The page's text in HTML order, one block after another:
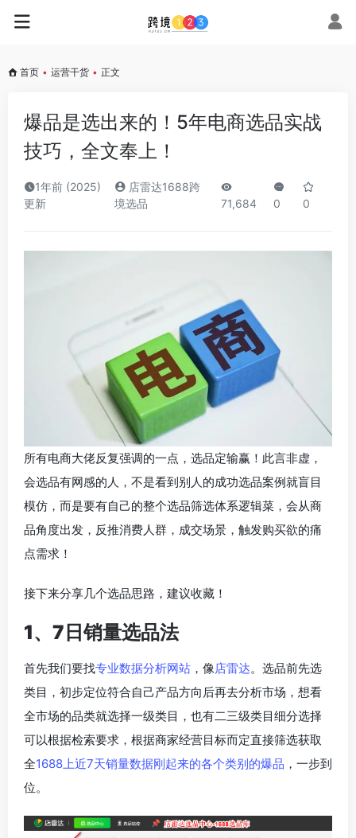
首页 • 运营干货 • 正文
爆品是选出来的！5年电商选品实战
技巧，全文奉上！
1年前 (2025)
更新
店雷达1688跨
境选品
71,684 0 0
所有电商大佬反复强调的一点，选品定输赢！此言非虚，
会选品有网感的人，不是看到别人的成功选品案例就盲目
模仿，而是要有自己的整个选品筛选体系逻辑菜，会从商
品角度出发，反推消费人群，成交场景，触发购买欲的痛
点需求！
接下来分享几个选品思路，建议收藏！
1、7日销量选品法
首先我们要找专业数据分析网站 ，像店雷达。选品前先选
类目，初步定位符合自己产品方向后再去分析市场，想看
全市场的品类就选择一级类目，也有二三级类目细分选择
可以根据检索要求，根据商家经营目标而定直接筛选获取
全1688上近7天销量数据刚起来的各个类别的爆品 ，一步到
位。